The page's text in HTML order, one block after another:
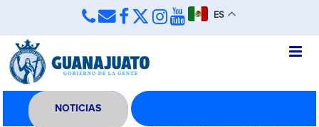
ES
NOTICIAS